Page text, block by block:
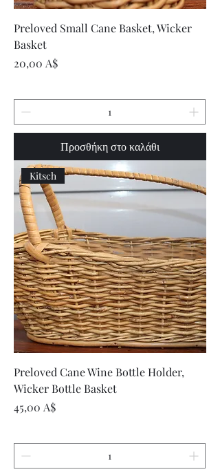
Preloved Small Cane Basket, Wicker
Basket
Τιμή
20,00 A$
Προσθήκη στο καλάθι
Kitsch
Preloved Cane Wine Bottle Holder,
Wicker Bottle Basket
Τιμή
45,00 A$